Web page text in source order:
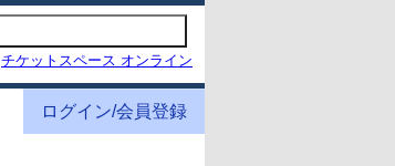
チケットスペース オンライン
ログイン/会員登録